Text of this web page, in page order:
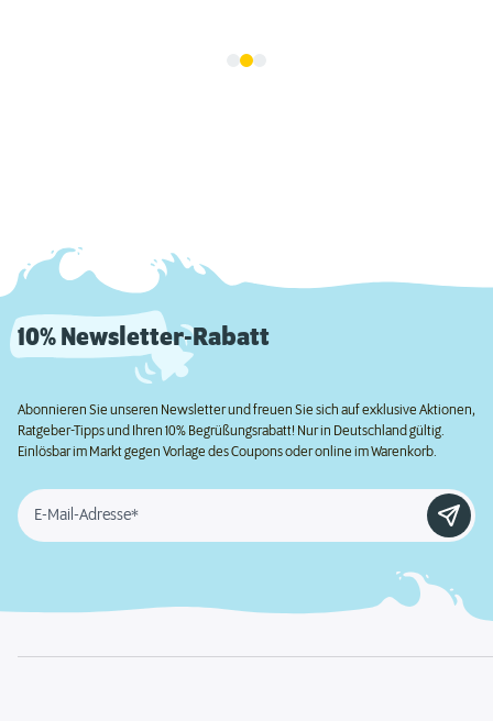
10% Newsletter-Rabatt
Abonnieren Sie unseren Newsletter und freuen Sie sich auf exklusive Aktionen,
Ratgeber-Tipps und Ihren 10% Begrüßungsrabatt! Nur in Deutschland gültig.
Einlösbar im Markt gegen Vorlage des Coupons oder online im Warenkorb.
E-Mail-Adresse*